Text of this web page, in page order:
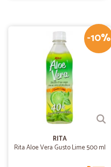
-10%
RITA
Rita Aloe Vera Gusto Lime 500 ml